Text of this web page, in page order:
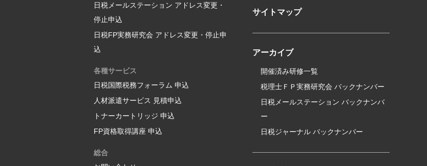
日税メールステーション アドレス変更・
停止申込
日税FP実務研究会 アドレス変更・停止申
込
各種サービス
日税国際税務フォーラム 申込
人材派遣サービス 見積申込
トナーカートリッジ 申込
FP資格取得講座 申込
総合
サイトマップ
アーカイブ
開催済み研修一覧
税理士ＦＰ実務研究会 バックナンバー
日税メールステーション バックナンバ
ー
日税ジャーナル バックナンバー